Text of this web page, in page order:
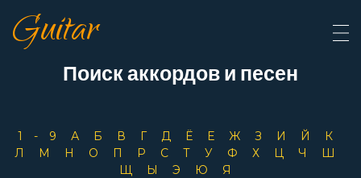
Guitar
Поиск аккордов и песен
1-9 А Б В Г Д Ё Е Ж З И Й
К
Л
М Н О П Р С Т У Ф Х Ц Ч
Ш
Щ
Ы Э Ю
Я